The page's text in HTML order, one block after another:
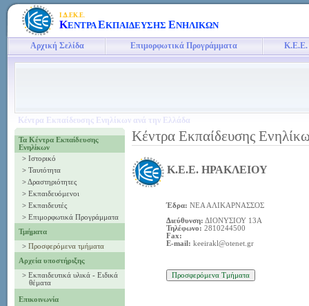
Ι.Δ.ΕΚ.Ε.
ΚΕΝΤΡΑΕΚΠΑΙΔΕΥΣΗΣ ΕΝΗΛΙΚΩΝ
Αρχική Σελίδα Επιμορφωτικά Προγράμματα Κ.Ε.Ε.
Κέντρα Εκπαίδευσης Ενηλίκων ανά την Ελλάδα
Τα Κέντρα Εκπαίδευσης
Ενηλίκων
> Ιστορικό
> Ταυτότητα
>Δραστηριότητες
> Εκπαιδευόμενοι
> Εκπαιδευτές
> Επιμορφωτικά Προγράμματα
Τμήματα
> Προσφερόμενα τμήματα
Αρχεία υποστήριξης
> Εκπαιδευτικά υλικά - Ειδικά
θέματα
Επικοινωνία
Κέντρα Εκπαίδευσης
Κ.Ε.Ε. ΗΡΑΚΛΕΙΟΥ
Έδρα: ΝΕΑ ΑΛΙΚΑΡΝΑΣΣΟΣ
Διεύθυνση: ΔΙΟΝΥΣΙΟΥ 13Α
Τηλέφωνο: 2810244500
Fax:
E-mail: keeirakl@otenet.gr